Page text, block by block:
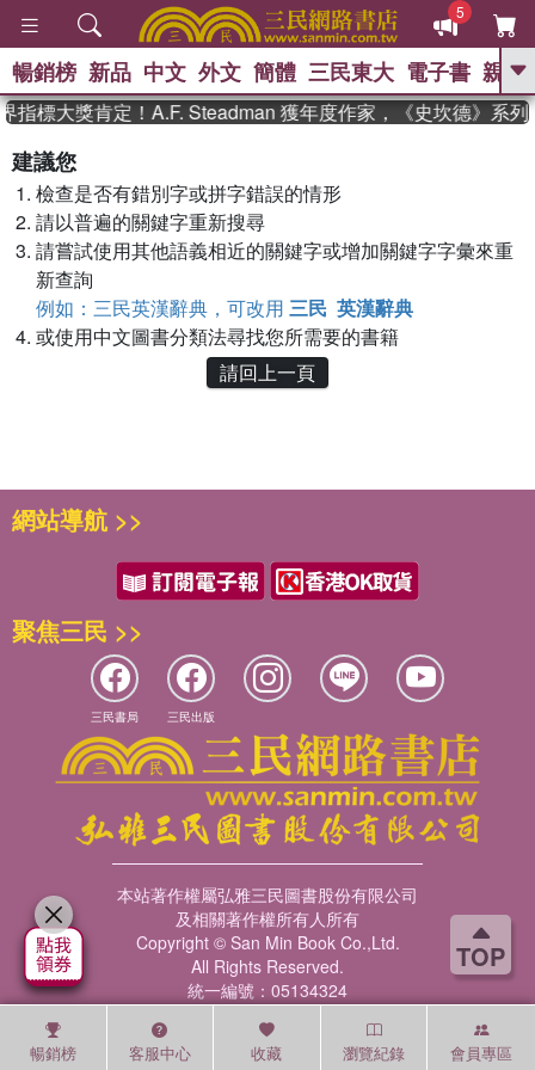
TOP
5
GO
史是一群喵 、
獎 臺灣漫遊錄
登輝時代 、 數學女孩：黎曼猜想 、
暢銷榜 新品 中文 外文 簡體 三民東大 電子書 親子
指標大獎肯定！A.F. Steadman 獲年度作家，《史坎德》系列
建議您
檢查是否有錯別字或拼字錯誤的情形
請以普遍的關鍵字重新搜尋
請嘗試使用其他語義相近的關鍵字或增加關鍵字字彙來重
新查詢
例如：三民英漢辭典，可改用 三民 英漢辭典
或使用中文圖書分類法尋找您所需要的書籍
請回上一頁
暢銷榜 客服中心 收藏 瀏覽紀錄 會員專區
網站導航 >>
聚焦三民 >>
三民書局 三民出版
本站著作權屬弘雅三民圖書股份有限公司
及相關著作權所有人所有
Copyright © San Min Book Co.,Ltd.
All Rights Reserved.
統一編號：05134324